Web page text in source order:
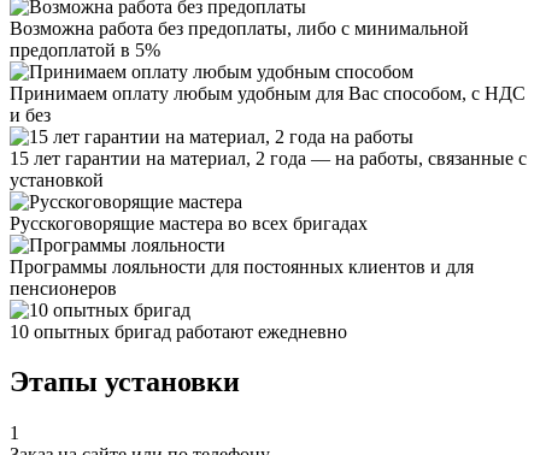
Возможна работа без предоплаты, либо с минимальной
предоплатой в 5%
Принимаем оплату любым удобным для Вас способом, с НДС
и без
15 лет гарантии на материал, 2 года — на работы, связанные с
установкой
Русскоговорящие мастера во всех бригадах
Программы лояльности для постоянных клиентов и для
пенсионеров
10 опытных бригад работают ежедневно
Этапы установки
1